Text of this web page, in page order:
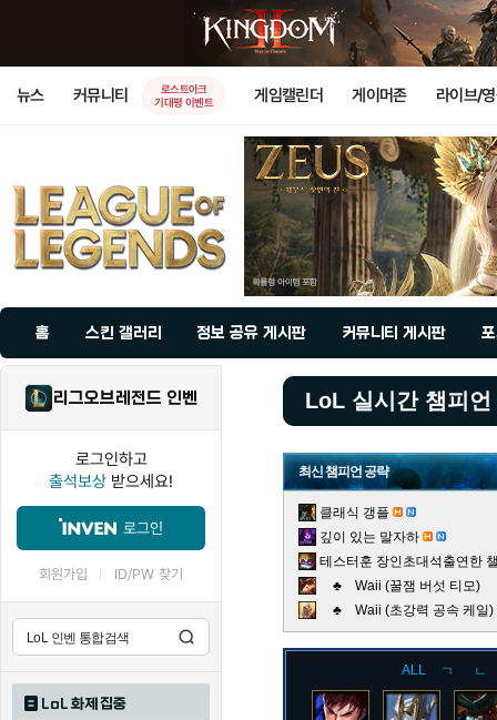
뉴스 커뮤니티
로스트아크
기대평 이벤트
게임캘린더 게이머존 라이브/
홈 스킨 갤러리 정보 공유 게시판 커뮤니티 게시판
리그오브레전드 인벤
로그인하고
출석보상 받으세요!
로그인
회원가입 ID/PW 찾기
LoL 화제 집중
LoL 실시간 챔피언
최신 챔피언 공략
클래식 갱플
깊이 있는 말자하
테스터훈 장인초대석출연한
♣ Waii (꿀잼 버섯 티모)
♣ Waii (초강력 공속 케
ALL ㄱ ㄴ